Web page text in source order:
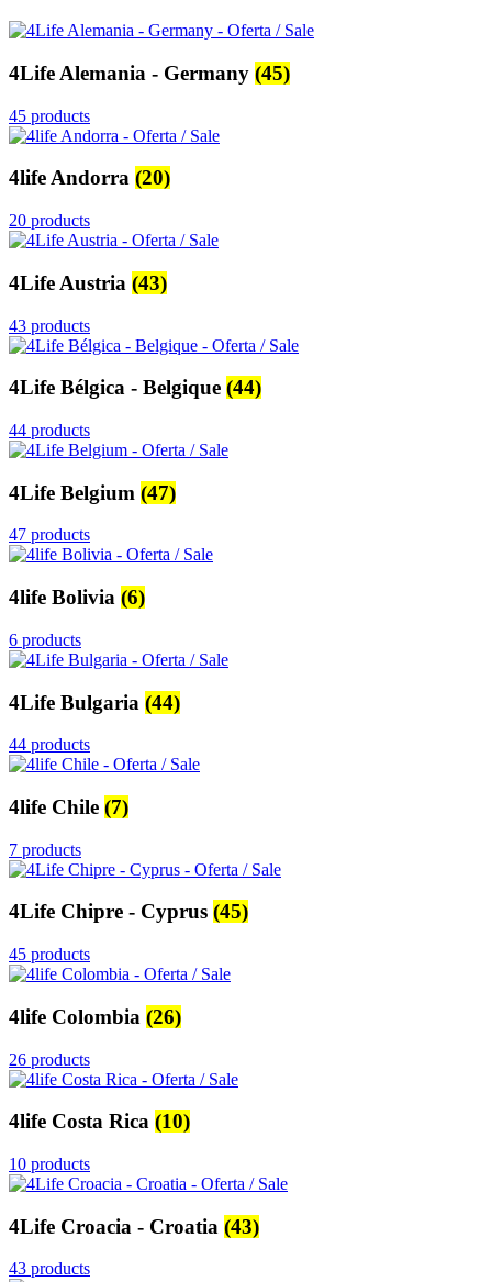
4Life Alemania - Germany (45)
45 products
4life Andorra (20)
20 products
4Life Austria (43)
43 products
4Life Bélgica - Belgique (44)
44 products
4Life Belgium (47)
47 products
4life Bolivia (6)
6 products
4Life Bulgaria (44)
44 products
4life Chile (7)
7 products
4Life Chipre - Cyprus (45)
45 products
4life Colombia (26)
26 products
4life Costa Rica (10)
10 products
4Life Croacia - Croatia (43)
43 products